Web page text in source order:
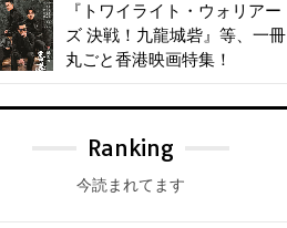
『トワイライト・ウォリアー
ズ 決戦！九龍城砦』等、一冊
丸ごと香港映画特集！
Ranking
今読まれてます